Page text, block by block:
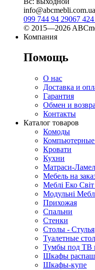
info@abcmebli.com.ua
099 744 94 29067
© 2015—2026
Компания
Помощь
О нас
Доставка и
Гарантия
Обмен и
Контакты
Каталог товаров
Комоды
Кровати
Кухни
Матраси-
Мебель на
Меблі Еко
Модульні
Прихожая
Спальни
Стенки
Столы - Стулья
Туалетные
Тумбы под ТВ
Шкафы
Шкафы-купе